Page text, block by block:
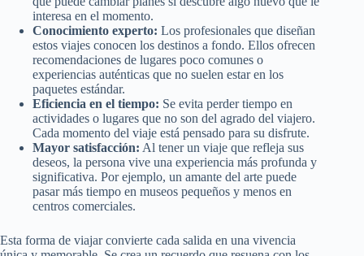
interesa en el momento.
Conocimiento experto: Los profesionales que diseñan
estos viajes conocen los destinos a fondo. Ellos ofrecen
recomendaciones de lugares poco comunes o
experiencias auténticas que no suelen estar en los
paquetes estándar.
Eficiencia en el tiempo: Se evita perder tiempo en
actividades o lugares que no son del agrado del viajero.
Cada momento del viaje está pensado para su disfrute.
Mayor satisfacción: Al tener un viaje que refleja sus
deseos, la persona vive una experiencia más profunda y
significativa. Por ejemplo, un amante del arte puede
pasar más tiempo en museos pequeños y menos en
centros comerciales.
Esta forma de viajar convierte cada salida en una vivencia